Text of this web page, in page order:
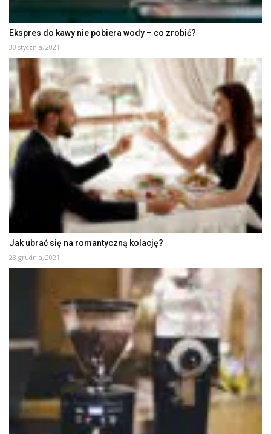
Ekspres do kawy nie pobiera wody – co zrobić?
30 stycznia, 2021
Jak ubrać się na romantyczną kolację?
23 grudnia, 2021